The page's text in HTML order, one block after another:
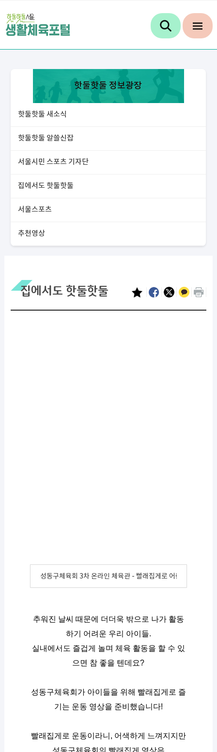
핫둘핫둘 정보광장
핫둘핫둘 새소식
핫둘핫둘 알쓸신잡
서울시민 스포츠 기자단
집에서도 핫둘핫둘
서울스포츠
추천영상
집에서도 핫둘핫둘
성동구체육회 3차 온라인 체육관 - 빨래집게로 어린이 체육활동
추워진 날씨 때문에 더더욱 밖으로 나가 활동
하기 어려운 우리 아이들.
실내에서도 즐겁게 놀며 체육 활동을 할 수 있
으면 참 좋을 텐데요?
성동구체육회가 아이들을 위해 빨래집게로 즐
기는 운동 영상을 준비했습니다!
빨래집게로 운동이라니, 어색하게 느껴지지만
성동구체육회의 빨래집게 영상은